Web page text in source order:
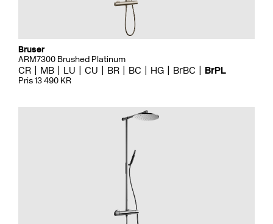
Bruser
ARM7300 Brushed Platinum
CR MB LU CU BR BC HG BrBC BrPL
Pris 13 490 KR